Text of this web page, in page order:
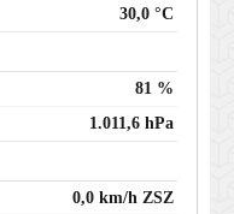
30,0 °C
81 %
1.011,6 hPa
0,0 km/h ZSZ